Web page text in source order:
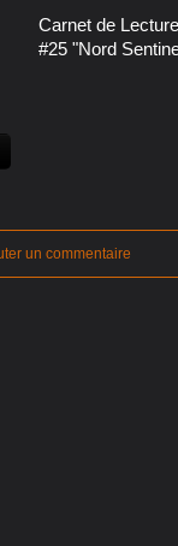
Carnet de Lecture
#25 "Nord
un commentaire